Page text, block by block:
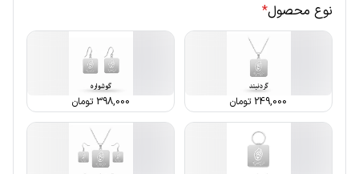
نوع محصول*
249,000 تومان 398,000 تومان